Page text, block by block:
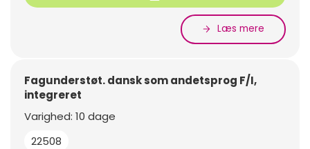
Læs mere
Fagunderstøt. dansk som andetsprog F/I,
integreret
22508
Varighed: 10 dage